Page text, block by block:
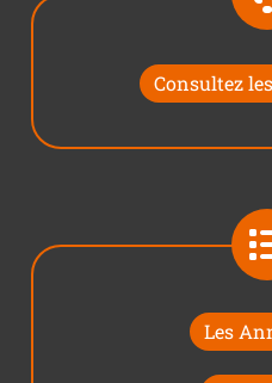
Consultez
Les